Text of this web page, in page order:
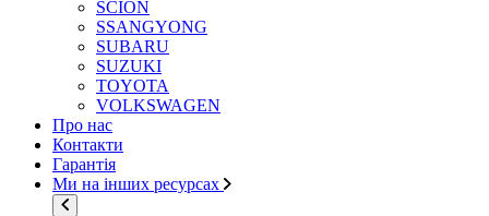
SCION
SSANGYONG
SUBARU
SUZUKI
TOYOTA
VOLKSWAGEN
Про нас
Контакти
Гарантія
Ми на інших ресурсах